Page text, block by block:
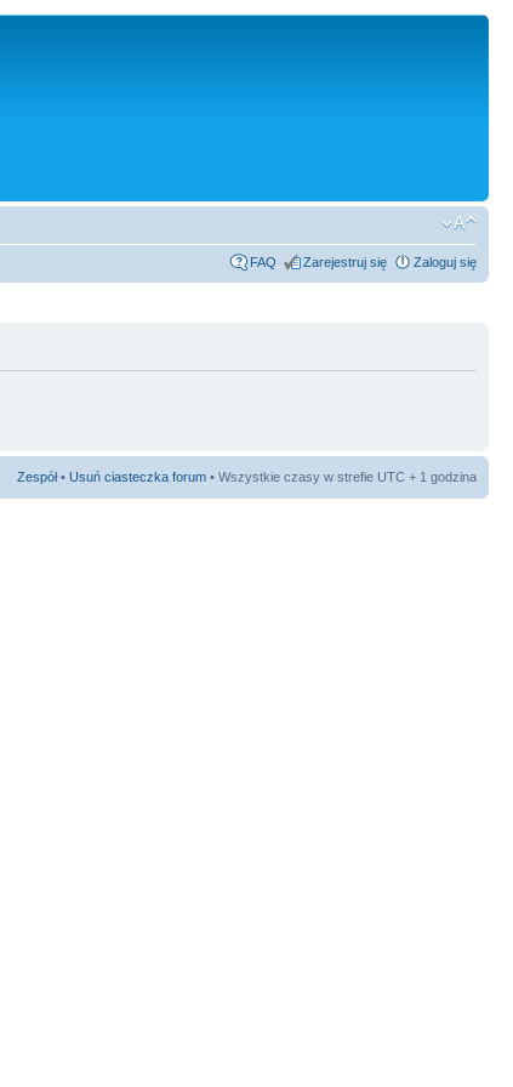
FAQ Zarejestruj się Zaloguj się
Zespół• Usuń ciasteczka forum • Wszystkie czasy w strefie UTC + 1 godzina